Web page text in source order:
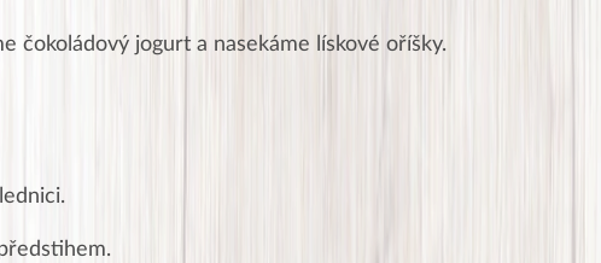
čokoládový jogurt a nasekáme lískové oříšky.